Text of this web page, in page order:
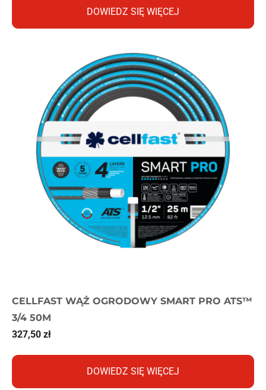
DOWIEDZ SIĘ WIĘCEJ
CELLFAST WĄŻ OGRODOWY SMART PRO ATS™
3/4 50M
327,50 zł
DOWIEDZ SIĘ WIĘCEJ